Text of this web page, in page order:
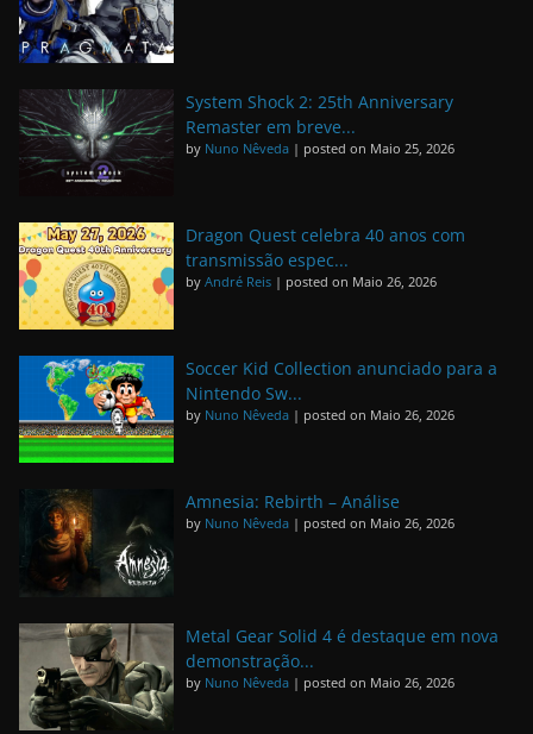
System Shock 2: 25th Anniversary
Remaster em breve...
by Nuno Nêveda | posted on Maio 25, 2026
Dragon Quest celebra 40 anos com
transmissão espec...
by André Reis | posted on Maio 26, 2026
Soccer Kid Collection anunciado para a
Nintendo Sw...
by Nuno Nêveda | posted on Maio 26, 2026
Amnesia: Rebirth – Análise
by Nuno Nêveda | posted on Maio 26, 2026
Metal Gear Solid 4 é destaque em nova
demonstração...
by Nuno Nêveda | posted on Maio 26, 2026